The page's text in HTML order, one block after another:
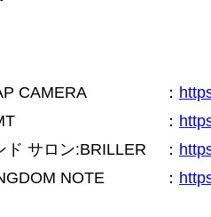
CAMERA ：
：
ド サロン:BRILLER
：
NOTE
：